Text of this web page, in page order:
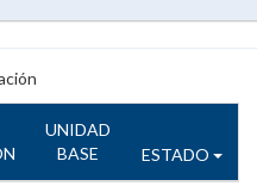
UNIDAD
BASE
ESTADO